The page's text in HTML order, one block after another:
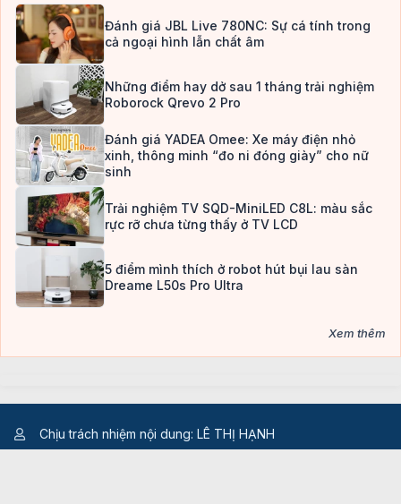
Đánh giá JBL Live 780NC: Sự cá tính trong
cả ngoại hình lẫn chất âm
Những điểm hay dở sau 1 tháng trải nghiệm
Roborock Qrevo 2 Pro
Đánh giá YADEA Omee: Xe máy điện nhỏ
xinh, thông minh “đo ni đóng giày” cho nữ
sinh
Trải nghiệm TV SQD-MiniLED C8L: màu sắc
rực rỡ chưa từng thấy ở TV LCD
5 điểm mình thích ở robot hút bụi lau sàn
Dreame L50s Pro Ultra
Xem thêm
Chịu trách nhiệm nội dung: LÊ THỊ HẠNH